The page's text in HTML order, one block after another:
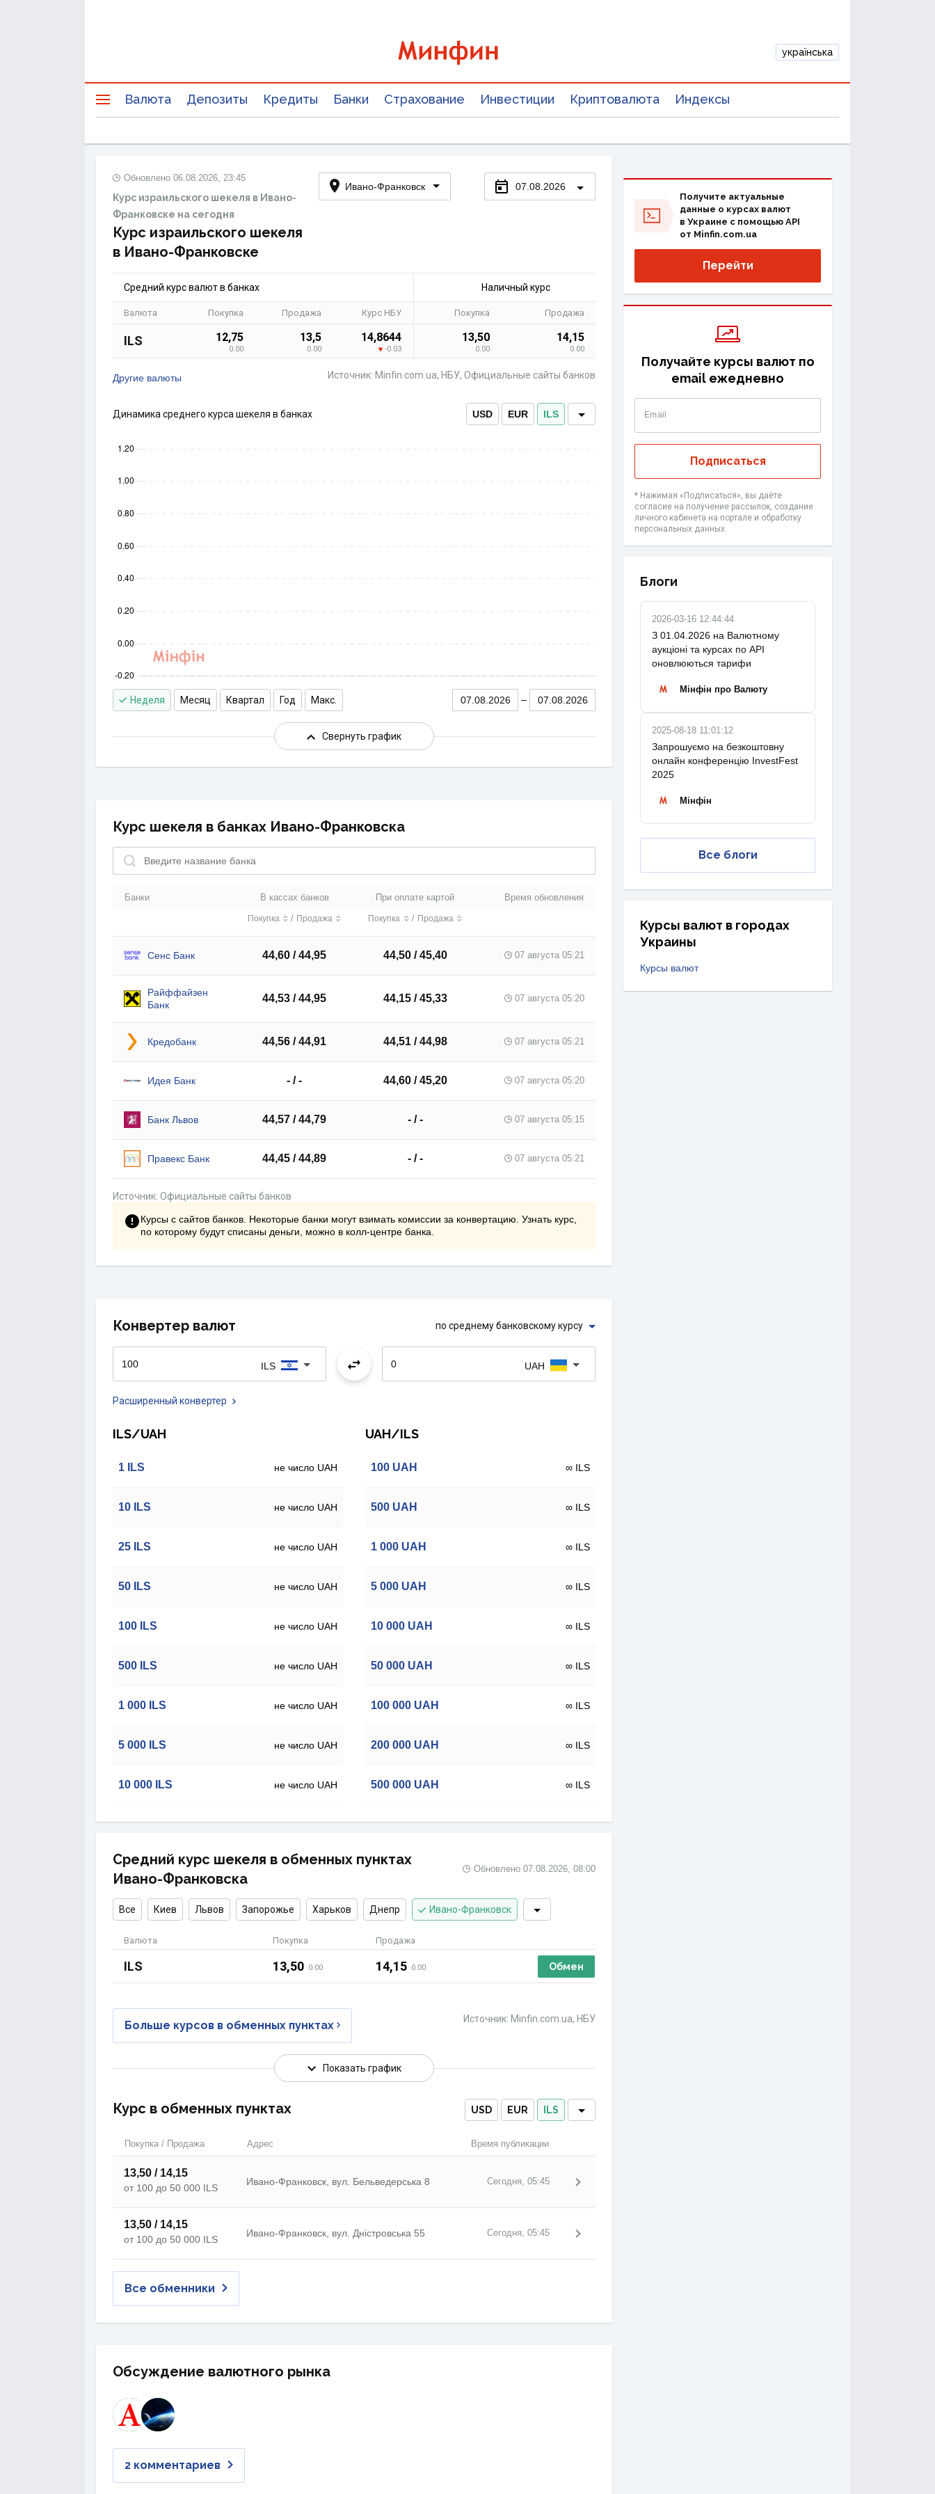
українська
Валюта Депозиты Кредиты Банки Страхование Инвестиции Криптовалюта Индексы
Обновлено 06.08.2026, 23:45
Курс израильского шекеля в Ивано-
Франковске на сегодня
Курс израильского шекеля
в Ивано-Франковске
Ивано-Франковск 07.08.2026
Средний курс валют в банках
Валюта Покупка Продажа Курс НБУ
ILS 12,75
0.00
13,5
0.00
14,8644
-0.03
Наличный курс
Покупка Продажа
13,50
0.00
14,15
0.00
Другие валюты Источник: Minfin.com.ua, НБУ, Официальные сайты банков
Динамика среднего курса шекеля в банках USD EUR ILS
Неделя Месяц Квартал Год Макс. 07.08.2026 07.08.2026
Свернуть график
Курс шекеля в банках Ивано-Франковска
Банки В кассах банков При оплате картой Время обновления
Покупка / Продажа Покупка / Продажа
Сенс Банк 44,60 / 44,95 44,50 / 45,40 07 августа 05:21
Райффайзен
Банк
44,53 / 44,95 44,15 / 45,33 07 августа 05:20
Кредобанк 44,56 / 44,91 44,51 / 44,98 07 августа 05:21
Идея Банк - / - 44,60 / 45,20 07 августа 05:20
Банк Львов 44,57 / 44,79 - / - 07 августа 05:15
Правекс Банк 44,45 / 44,89 - / - 07 августа 05:21
Источник: Официальные сайты банков
Курсы с сайтов банков. Некоторые банки могут взимать комиссии за конвертацию. Узнать курс,
по которому будут списаны деньги, можно в колл-центре банка.
Конвертер валют по среднему банковскому курсу
ILS UAH
Расширенный конвертер
ILS/UAH
1 ILS не число UAH
10 ILS не число UAH
25 ILS не число UAH
50 ILS не число UAH
100 ILS не число UAH
500 ILS не число UAH
1 000 ILS не число UAH
5 000 ILS не число UAH
10 000 ILS не число UAH
UAH/ILS
100 UAH ∞ ILS
500 UAH ∞ ILS
1 000 UAH ∞ ILS
5 000 UAH ∞ ILS
10 000 UAH ∞ ILS
50 000 UAH ∞ ILS
100 000 UAH ∞ ILS
200 000 UAH ∞ ILS
500 000 UAH ∞ ILS
Средний курс шекеля в обменных пунктах
Ивано-Франковска
Обновлено 07.08.2026, 08:00
Все Киев Львов Запорожье Харьков Днепр Ивано-Франковск
Валюта Покупка Продажа
ILS 13,50 0.00 14,15 0.00 Обмен
Больше курсов в обменных пунктах Источник: Minfin.com.ua, НБУ
Показать график
Курс в обменных пунктах USD EUR ILS
Покупка / Продажа Адрес Время публикации
13,50 / 14,15
от 100 до 50 000 ILS
Ивано-Франковск, вул. Бельведерська 8 Сегодня, 05:45
13,50 / 14,15
от 100 до 50 000 ILS
Ивано-Франковск, вул. Дністровська 55 Сегодня, 05:45
Все обменники
Обсуждение валютного рынка
2 комментариев
Получите актуальные
данные о курсах валют
в Украине с помощью API
от Minfin.com.ua
Перейти
Получайте курсы валют по
email ежедневно
Email
Подписаться
* Нажимая «‎Подписаться», вы даёте
согласие на получение рассылок, создание
личного кабинета на портале и обработку
персональных данных.
Блоги
2026-03-16 12:44:44
З 01.04.2026 на Валютному
аукціоні та курсах по API
оновлюються тарифи
Мінфін про Валюту
2025-08-18 11:01:12
Запрошуємо на безкоштовну
онлайн конференцію InvestFest
2025
Мінфін
Все блоги
Курсы валют в городах
Украины
Курсы валют